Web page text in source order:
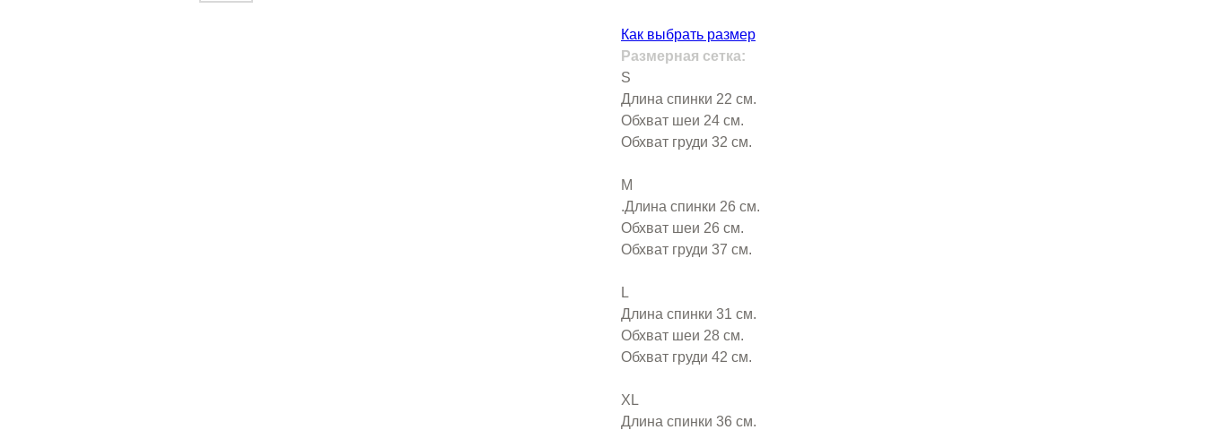
Как выбрать размер
Размерная сетка:
S
Длина спинки 22 см.
Обхват шеи 24 см.
Обхват груди 32 см.
M
.Длина спинки 26 см.
Обхват шеи 26 см.
Обхват груди 37 см.
L
Длина спинки 31 см.
Обхват шеи 28 см.
Обхват груди 42 см.
XL
Длина спинки 36 см.